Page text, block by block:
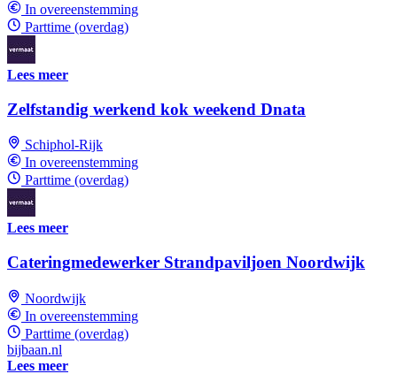
In overeenstemming
Parttime (overdag)
Lees meer
Zelfstandig werkend kok weekend Dnata
Schiphol-Rijk
In overeenstemming
Parttime (overdag)
Lees meer
Cateringmedewerker Strandpaviljoen Noordwijk
Noordwijk
In overeenstemming
Parttime (overdag)
bijbaan.nl
Lees meer